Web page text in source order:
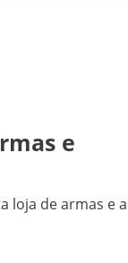
e
loja de armas e